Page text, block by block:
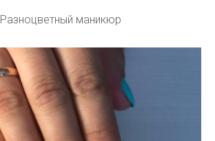
Разноцветный маникюр